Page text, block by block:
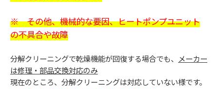
※ その他、機械的な要因、ヒートポンプユニット
の不具合や故障
分解クリーニングで乾燥機能が回復する場合でも、
メーカー
は修理・部品交換対応のみ
現在のところ、分解クリーニングは対応していない様です。